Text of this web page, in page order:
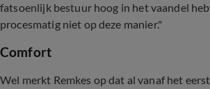
fatsoenlijk bestuur hoog in het vaandel
procesmatig niet op deze manier."
Comfort
Wel merkt Remkes op dat al vanaf het